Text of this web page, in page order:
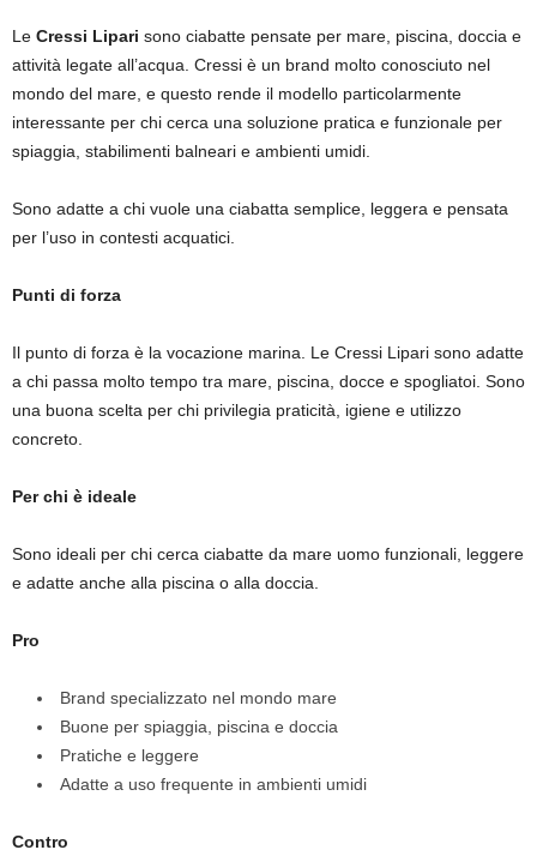
Le Cressi Lipari sono ciabatte pensate per mare, piscina, doccia e
attività legate all’acqua. Cressi è un brand molto conosciuto nel
mondo del mare, e questo rende il modello particolarmente
interessante per chi cerca una soluzione pratica e funzionale per
spiaggia, stabilimenti balneari e ambienti umidi.
Sono adatte a chi vuole una ciabatta semplice, leggera e pensata
per l’uso in contesti acquatici.
Punti di forza
Il punto di forza è la vocazione marina. Le Cressi Lipari sono adatte
a chi passa molto tempo tra mare, piscina, docce e spogliatoi. Sono
una buona scelta per chi privilegia praticità, igiene e utilizzo
concreto.
Per chi è ideale
Sono ideali per chi cerca ciabatte da mare uomo funzionali, leggere
e adatte anche alla piscina o alla doccia.
Pro
Brand specializzato nel mondo mare
Buone per spiaggia, piscina e doccia
Pratiche e leggere
Adatte a uso frequente in ambienti umidi
Contro